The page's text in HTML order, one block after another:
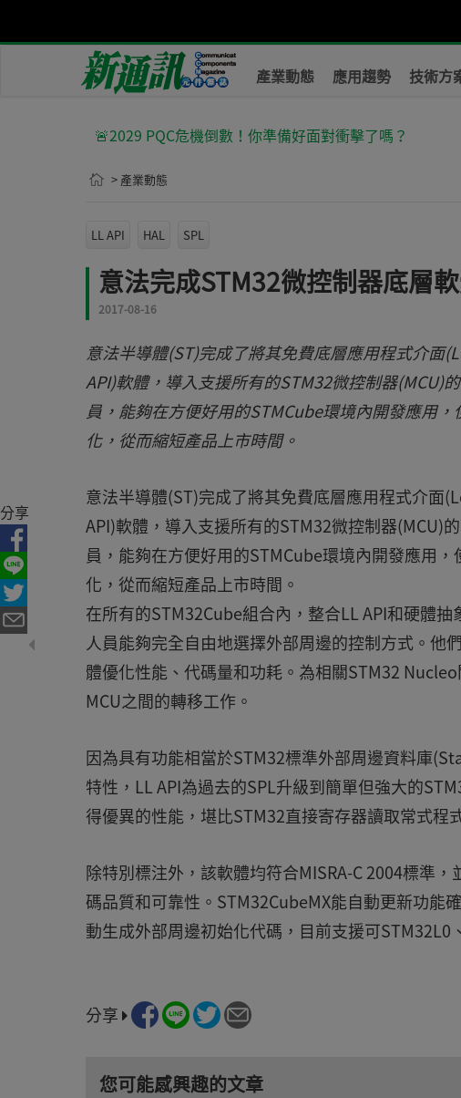
產業動態 應用趨勢 技術方
🚨2029 PQC危機倒數！你準備好面對衝擊了嗎？
> 產業動態
LL API HAL SPL
意法完成STM32微控制器底層
2017-08-16
意法半導體(ST)完成了將其免費底層應用程式介
API)軟體，導入支援所有的STM32微控制器(MCU)
員，能夠在方便好用的STMCube環境內開發應用
化，從而縮短產品上市時間。
意法半導體(ST)完成了將其免費底層應用程式介
API)軟體，導入支援所有的STM32微控制器(MCU)
員，能夠在方便好用的STMCube環境內開發應用
化，從而縮短產品上市時間。
在所有的STM32Cube組合內，整合LL API和硬體
人員能夠完全自由地選擇外部周邊的控制方式。他
體優化性能、代碼量和功耗。為相關STM32
MCU之間的轉移工作。
因為具有功能相當於STM32標準外部周邊資料庫
特性，LL API為過去的SPL升級到簡單但強大的
得優異的性能，堪比STM32直接寄存器讀取常式程
除特別標注外，該軟體均符合MISRA-C 2004標準
碼品質和可靠性。STM32CubeMX能自動更新功能
動生成外部周邊初始化代碼，目前支援可STM32L0
分享
您可能感興趣的文章
分享